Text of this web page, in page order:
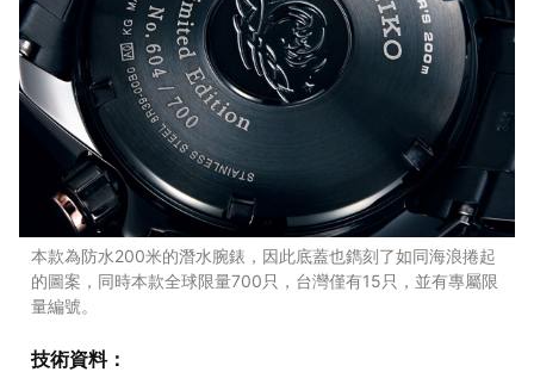
本款為防水200米的潛水腕錶，因此底蓋也鐫刻了如同海浪捲起
的圖案，同時本款全球限量700只，台灣僅有15只，並有專屬限
量編號。
技術資料：